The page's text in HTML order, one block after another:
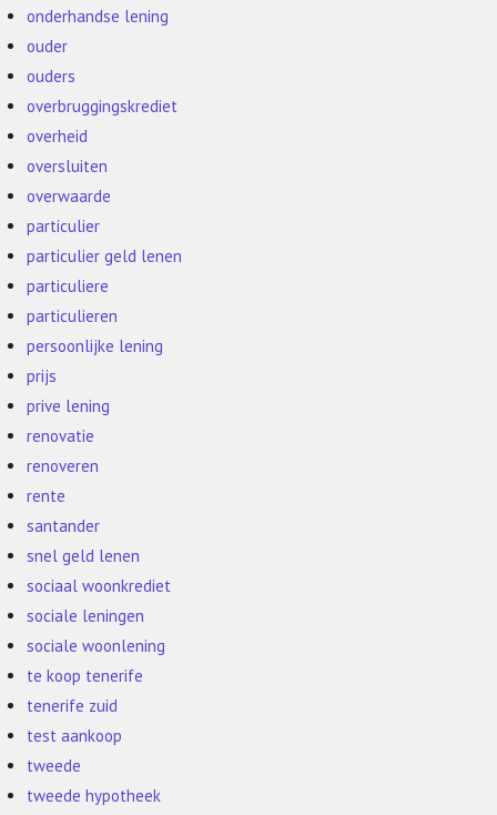
onderhandse lening
ouder
ouders
overbruggingskrediet
overheid
oversluiten
overwaarde
particulier
particulier geld lenen
particuliere
particulieren
persoonlijke lening
prijs
prive lening
renovatie
renoveren
rente
santander
snel geld lenen
sociaal woonkrediet
sociale leningen
sociale woonlening
te koop tenerife
tenerife zuid
test aankoop
tweede
tweede hypotheek